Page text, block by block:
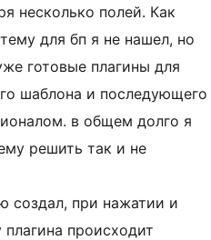
несколько полей. Как
для бп я не нашел, но
готовые плагины для
шаблона и последующего
в общем долго я
решить так и не
создал, при нажатии и
происходит